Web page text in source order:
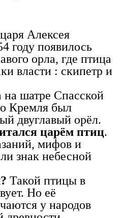
Алексея
году появилось
орла, где птица
власти : скипетр и
на шатре Спасской
Кремля был
двуглавый орёл.
царём птиц.
мифов и
знак небесной
Такой птицы в
Но её
у народов